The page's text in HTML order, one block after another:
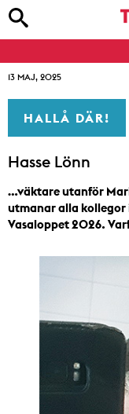
13 MAJ, 2025
HALLÅ DÄR!
Hasse Lönn
…väktare utanför
utmanar alla
Vasaloppet 2026.